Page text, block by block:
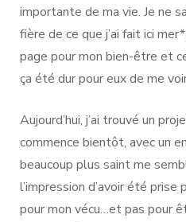
importante de ma vie. Je ne
fière de ce que j’ai fait ici
page pour mon bien-être et
ça été dur pour eux de me
Aujourd’hui, j’ai trouvé un
commence bientôt, avec un
beaucoup plus saint me
l’impression d’avoir été
pour mon vécu…et pas pour